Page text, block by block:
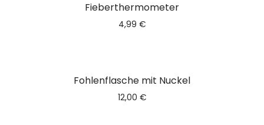
Fieberthermometer
4,99 €
Fohlenflasche mit Nuckel
12,00 €